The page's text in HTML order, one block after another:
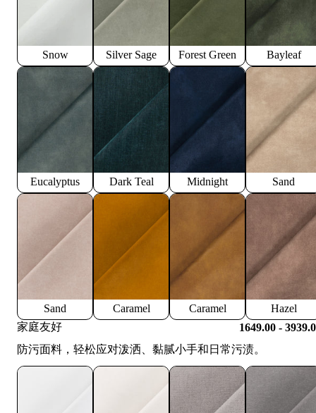
Snow Silver Sage Forest Green Bayleaf
Eucalyptus Dark Teal Midnight Sand
Sand Caramel Caramel
Hazel
家庭友好
1649.00 -
防污面料，轻松应对泼洒、黏腻小手和日常污渍。